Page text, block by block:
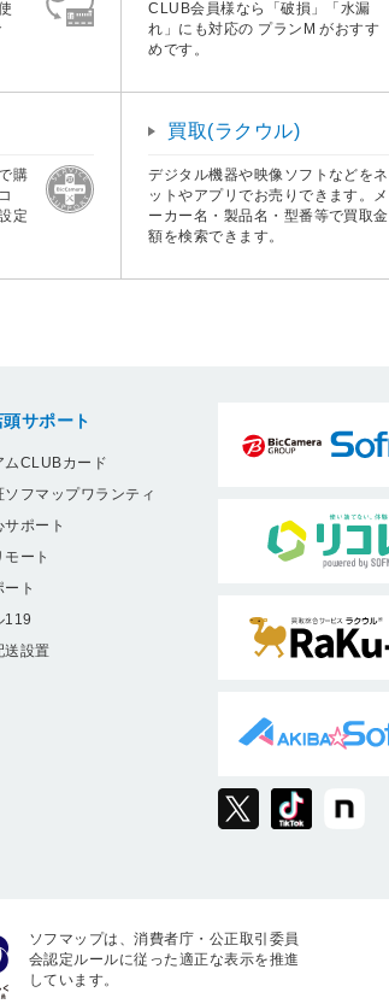
CLUB会員様なら「破損」「水漏
れ」にも対応の プランM がおすす
めです。
購
定
買取(ラクウル)
デジタル機器や映像ソフトなどをネ
ットやアプリでお売りできます。メ
ーカー名・製品名・型番等で買取金
額を検索できます。
サポート
ムCLUBカード
ソフマップワランティ
サポート
ート
ト
119
送設置
ソフマップは、消費者庁・公正取引委員
会認定ルールに従った適正な表示を推進
しています。